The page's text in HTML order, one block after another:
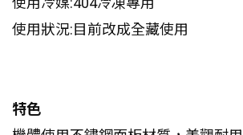
使用狀況:目前改成全藏使用
特色